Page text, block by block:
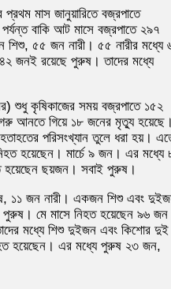
মাস জানুয়ারিতে বজ্রপাতে
বাকি আট মাসে বজ্রপাতে ২৯৭
শিশু, ৫৫ জন নারী। ৫৫ নারীর মধ্যে
জনই রয়েছে পুরুষ। তাদের মধ্যে
শুধু কৃষিকাজের সময় বজ্রপাতে ১৫২
আনতে গিয়ে ১৮ জনের মৃত্যু
পরিসংখ্যান তুলে ধরা হয়।
হয়েছেন। মার্চে ৯ জন। এর মধ্যে
ছয়জন। সবাই পুরুষ।
১১ জন নারী। একজন শিশু এবং
মে মাসে নিহত হয়েছেন ৯৬
মধ্যে শিশু দুইজন এবং কিশোর দুই
হয়েছেন। এর মধ্যে পুরুষ ২৩ জন,